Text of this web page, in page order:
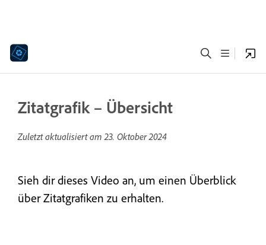
Zitatgrafik – Übersicht
Zuletzt aktualisiert am23. Oktober 2024
Sieh dir dieses Video an, um einen Überblick
über Zitatgrafiken zu erhalten.